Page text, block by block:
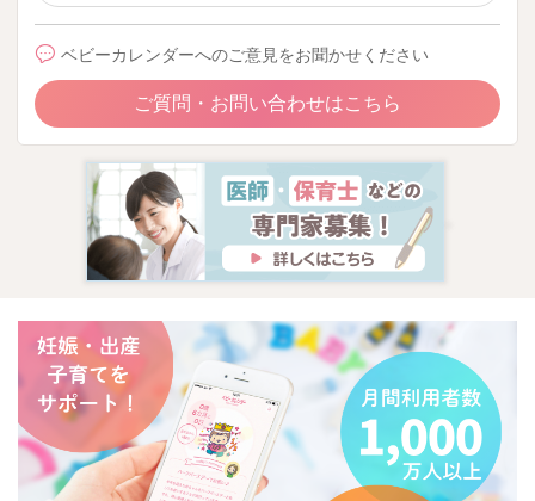
ベビーカレンダーへのご意見をお聞かせください
ご質問・お問い合わせはこちら